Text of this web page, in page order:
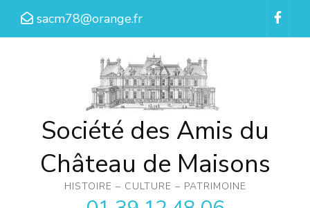
Aller
sacm78@orange.fr
Société des Amis du
Château de Maisons
HISTOIRE – CULTURE – PATRIMOINE